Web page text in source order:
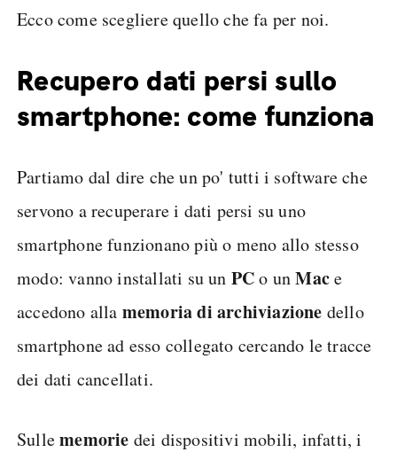
Ecco come scegliere quello che fa per noi.
Recupero dati persi sullo
smartphone: come funziona
Partiamo dal dire che un po' tutti i software che
servono a recuperare i dati persi su uno
smartphone funzionano più o meno allo stesso
modo: vanno installati su un PCo unMace
accedono alla memoria di archiviazione dello
smartphone ad esso collegato cercando le tracce
dei dati cancellati.
Sullememorie dei dispositivi mobili, infatti, i